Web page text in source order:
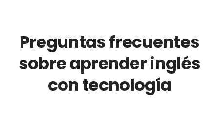
Preguntas frecuentes
sobre aprender inglés
con tecnología